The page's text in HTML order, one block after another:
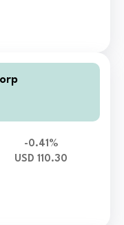
-0.41%
USD 110.30